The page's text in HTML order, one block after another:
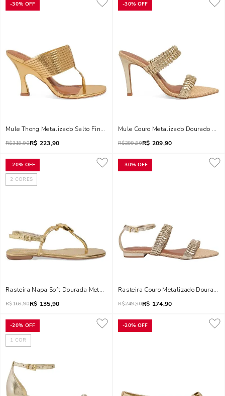
-30% OFF
Mule Thong Metalizado Salto Fino Dourado
R$319,90R$ 223,90
-30% OFF
Mule Couro Metalizado Dourado
R$299,90R$ 209,90
-20% OFF
2 CORES
Rasteira Napa Soft Dourada Metalizada Coração Metal
R$169,90R$ 135,90
-30% OFF
Rasteira Couro Metalizado Dourada
R$249,90R$ 174,90
-20% OFF
1 COR
-20% OFF